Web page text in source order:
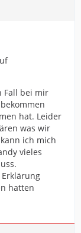
Fall bei mir
hat. Leider
was wir
ich mich
vieles
hatten